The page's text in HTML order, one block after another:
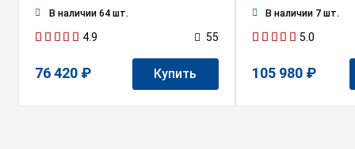
В наличии 64 шт.
4.9 55
76 420 ₽ Купить
В наличии 7 шт.
5.0
105 980 ₽